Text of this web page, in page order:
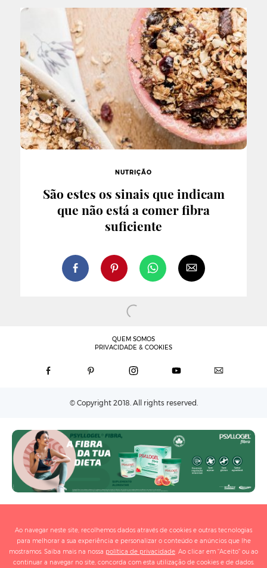
NUTRIÇÃO
São estes os sinais que indicam
que não está a comer fibra
suficiente
QUEM SOMOS
PRIVACIDADE & COOKIES
© Copyright 2018. All rights reserved.
Ao navegar neste site, recolhemos dados através de cookies e outras tecnologias
para melhorar a sua experiência e personalizar o conteúdo e anúncios que lhe
mostramos. Saiba mais na nossa política de privacidade. Ao clicar em "Aceito" ou ao
continuar a navegar no site, concorda com esta utilização de cookies e de dados.